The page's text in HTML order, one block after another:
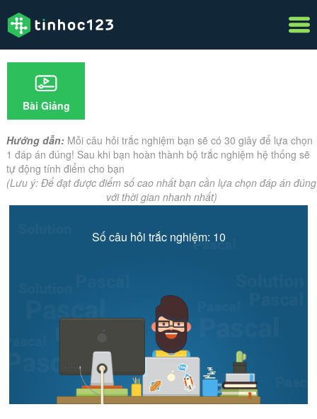
Bài Giảng
Hướng dẫn: Mỗi câu hỏi trắc nghiệm bạn sẽ có 30 giây để lựa chọn
1 đáp án đúng! Sau khi bạn hoàn thành bộ trắc nghiệm hệ thống sẽ
tự động tính điểm cho bạn
(Lưu ý: Để đạt được điểm số cao nhất bạn cần lựa chọn đáp án đúng
với thời gian nhanh nhất)
Số câu hỏi trắc nghiệm: 10